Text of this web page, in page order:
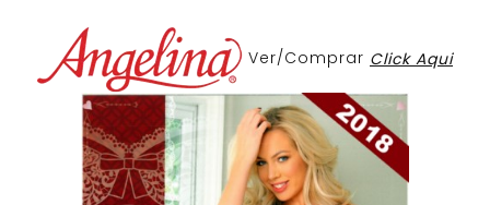
Ver/Comprar Click Aqui